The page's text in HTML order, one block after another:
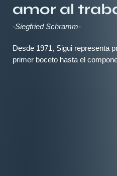
amor al
-Siegfried Schramm-
Desde 1971, Sigui representa
primer boceto hasta el